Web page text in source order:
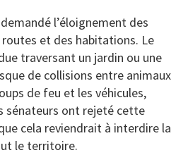
l’éloignement des
et des habitations. Le
traversant un jardin ou une
de collisions entre animaux
de feu et les véhicules,
sénateurs ont rejeté cette
cela reviendrait à interdire la
le territoire.